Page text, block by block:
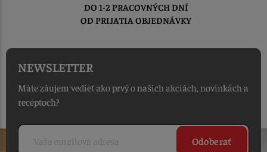
DO 1-2 PRACOVNÝCH DNÍ
OD PRIJATIA OBJEDNÁVKY
NEWSLETTER
Máte záujem vedieť ako prvý o našich akciách, novinkách a
receptoch?
Odoberať